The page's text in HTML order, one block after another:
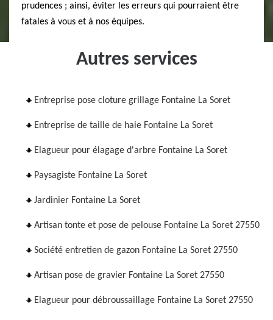
prudences ; ainsi, éviter les erreurs qui pourraient être
fatales à vous et à nos équipes.
Autres services
Entreprise pose cloture grillage Fontaine La Soret
Entreprise de taille de haie Fontaine La Soret
Elagueur pour élagage d'arbre Fontaine La Soret
Paysagiste Fontaine La Soret
Jardinier Fontaine La Soret
Artisan tonte et pose de pelouse Fontaine La Soret 27550
Société entretien de gazon Fontaine La Soret 27550
Artisan pose de gravier Fontaine La Soret 27550
Elagueur pour débroussaillage Fontaine La Soret 27550